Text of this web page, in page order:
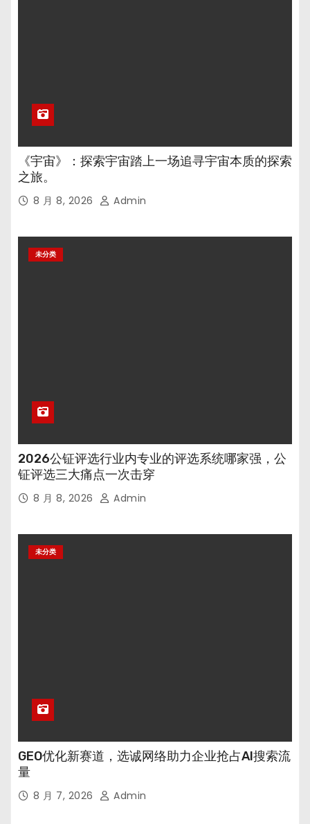
《宇宙》：探索宇宙踏上一场追寻宇宙本质的探索
之旅。
8 月 8, 2026 Admin
未分类
2026公钲评选行业内专业的评选系统哪家强，公
钲评选三大痛点一次击穿
8 月 8, 2026 Admin
未分类
GEO优化新赛道，选诚网络助力企业抢占AI搜索流
量
8 月 7, 2026 Admin